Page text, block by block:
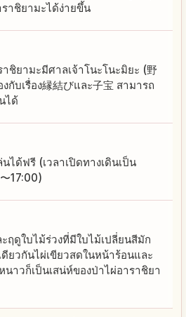
าชิยามะได้ง่ายขึ้น
ชิยามะมีศาลเจ้าโนะโนะมิยะ (野
กับเรื่อง縁結びและ子宝 สามารถ
ได้
ได้ฟรี (เวลาเปิดทางเดินเป็น
17:00)
ฤดูใบไม้ร่วงที่มีใบไม้เปลี่ยนสีมัก
ยวกันไผ่เขียวสดในหน้าร้อนและ
นาวก็เป็นเสน่ห์ของป่าไผ่อาราชิยา